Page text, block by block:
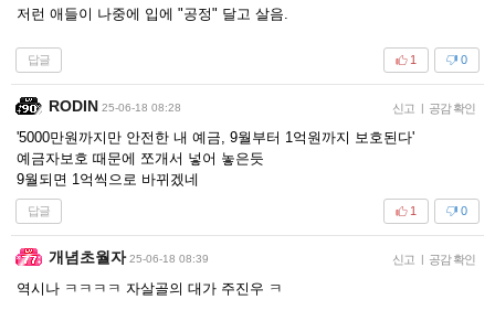
저런 애들이 나중에 입에 "공정" 달고 살음.
답글 0
1
RODIN 25-06-18 08:28 신고 | 공감 확인
'5000만원까지만 안전한 내 예금, 9월부터 1억원까지 보호된다'
예금자보호 때문에 쪼개서 넣어 놓은듯
9월되면 1억씩으로 바뀌겠네
답글 0
1
개념초월자 25-06-18 08:39 신고 | 공감 확인
역시나 ㅋㅋㅋㅋ 자살골의 대가 주진우 ㅋ